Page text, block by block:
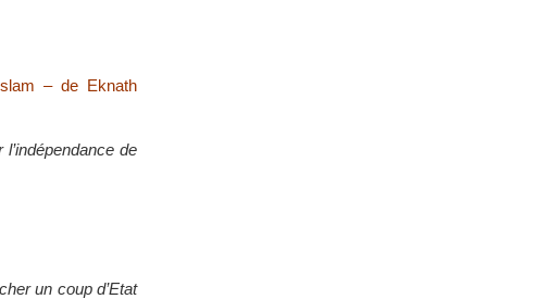
– de Eknath
de
un coup d’Etat